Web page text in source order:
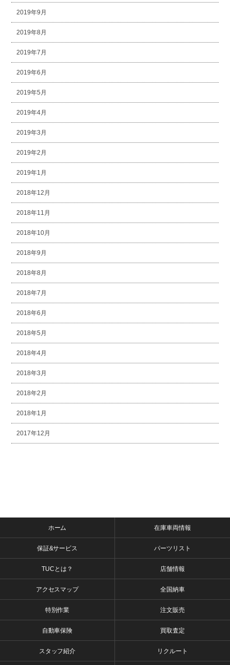
2019年9月
2019年8月
2019年7月
2019年6月
2019年5月
2019年4月
2019年3月
2019年2月
2019年1月
2018年12月
2018年11月
2018年10月
2018年9月
2018年8月
2018年7月
2018年6月
2018年5月
2018年4月
2018年3月
2018年2月
2018年1月
2017年12月
ホーム 在庫車両情報
保証&サービス パーツリスト
TUCとは？ 店舗情報
アクセスマップ 全国納車
特別作業 注文販売
自動車保険 買取査定
スタッフ紹介 リクルート